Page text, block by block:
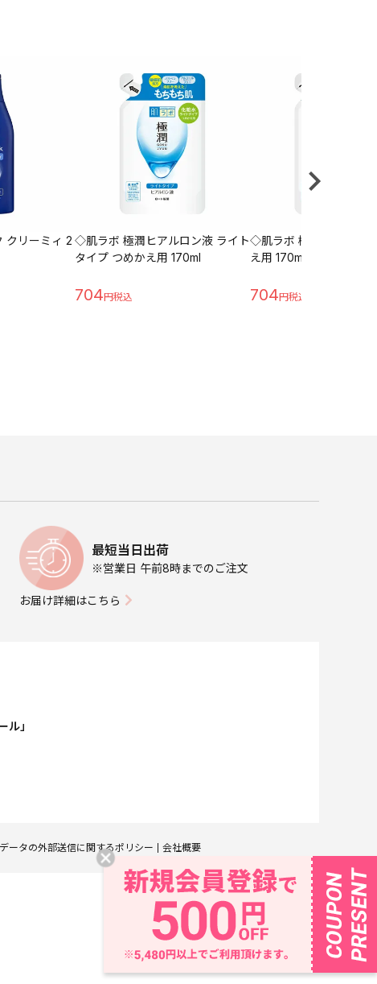
クリーミィ 2 ◇肌ラボ 極潤ヒアルロン液 ライト
タイプ つめかえ用 170ml
704
◇肌ラボ 極潤ヒアルロ
え用 170ml
704
最短当日出荷
※営業日 午前8時までのご注文
お届け詳細はこちら
ル」
ータの外部送信に関するポリシー 会社概要